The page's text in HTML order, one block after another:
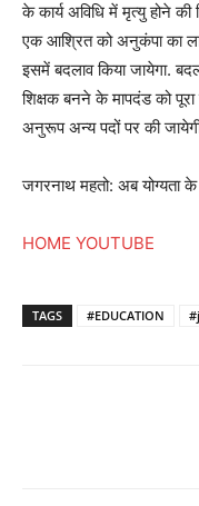
के कार्य अविधि में मृत्यु होने
एक आश्रित को अनुकंपा का
इसमें बदलाव किया जायेगा.
शिक्षक बनने के मापदंड को
अनुरूप अन्य पदों पर की
जगरनाथ महतो: अब
HOME YOUTUBE
TAGS #EDUCATION